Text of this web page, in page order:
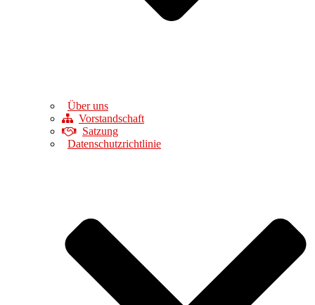
Über uns
Vorstandschaft
Satzung
Datenschutzrichtlinie